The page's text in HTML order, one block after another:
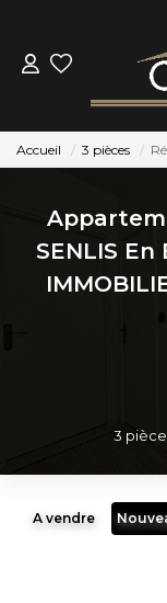
Accueil 3 pièces
SENLIS En
3
A vendre